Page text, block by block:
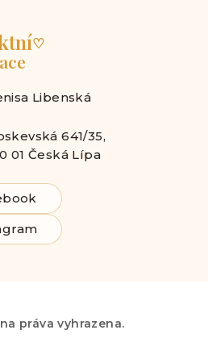
♡
Libenská
641/35,
01 Česká Lípa
práva vyhrazena.